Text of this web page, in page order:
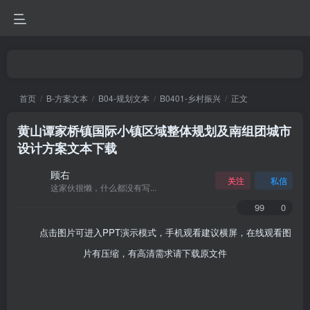
首页 B-方案文本 B04-规划文本 B0401-乡村振兴 正文
黄山谭家桥镇国际小镇区域整体规划及南组团城市
设计方案文本下载
顾右
这家伙很懒，什么都没有写...
关注 私信
99
0
点击图片可进入PPT演示模式，手机观看建议横屏，在线观看图
片有压缩，有高清需求请下载原文件